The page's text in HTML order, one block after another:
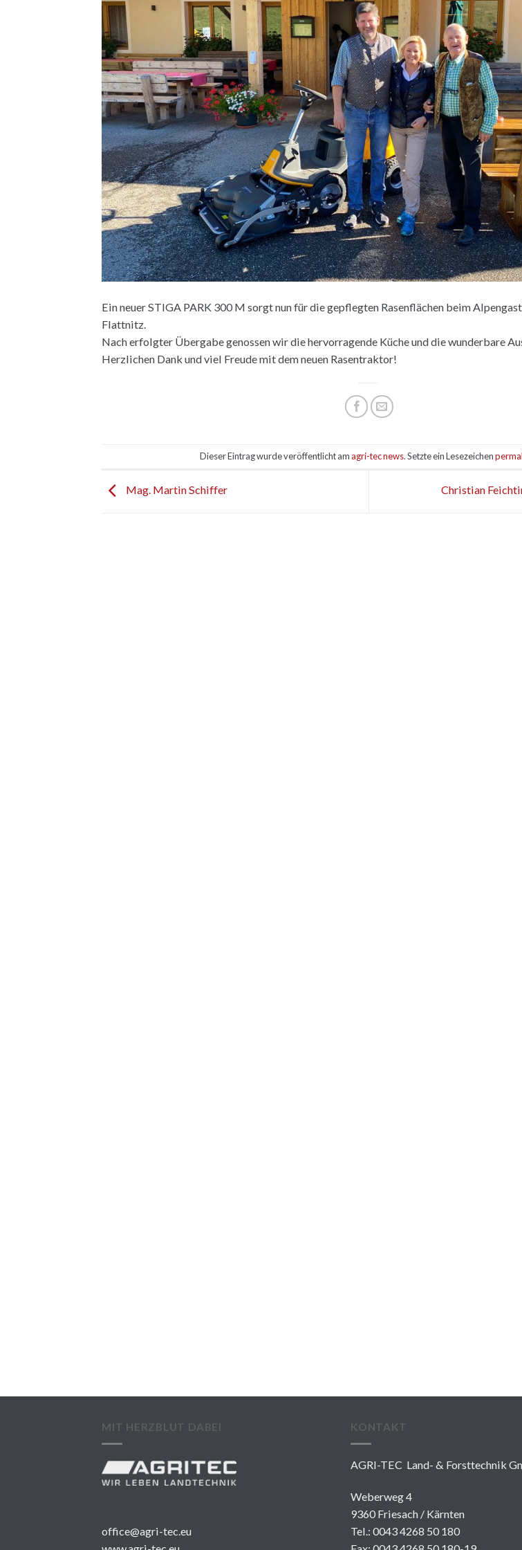
Ein neuer STIGA PARK 300 M sorgt nun für die gepflegten Rasenflächen beim
Flattnitz.
Nach erfolgter Übergabe genossen wir die hervorragende Küche und die wunderbare
Herzlichen Dank und viel Freude mit dem neuen Rasentraktor!
Dieser Eintrag wurde veröffentlicht amagri-tec news. Setzte ein Lesezeichen
Mag. Martin Schiffer Christian
MIT HERZBLUT DABEI
office@agri-tec.eu
KONTAKT
AGRI-TEC Land- & Forsttechnik
Weberweg 4
9360 Friesach / Kärnten
Tel.: 0043 4268 50 180